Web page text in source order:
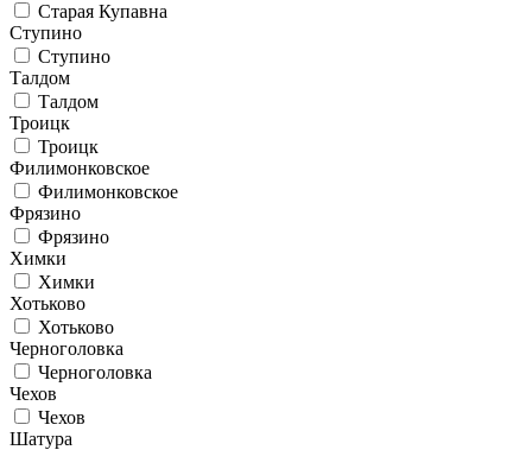
Старая Купавна
Ступино
Ступино
Талдом
Талдом
Троицк
Троицк
Филимонковское
Филимонковское
Фрязино
Фрязино
Химки
Химки
Хотьково
Хотьково
Черноголовка
Черноголовка
Чехов
Чехов
Шатура